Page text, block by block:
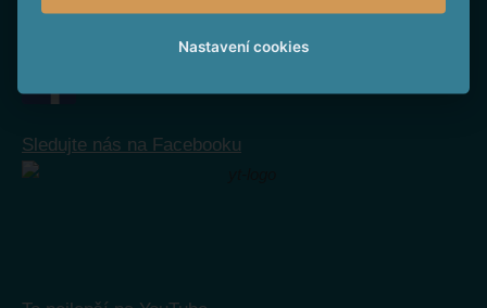
Nepropásněte
Sledujte nás na Facebooku
Nastavení cookies